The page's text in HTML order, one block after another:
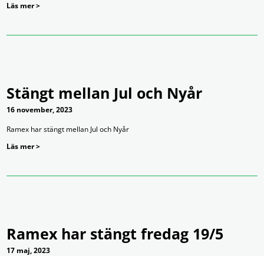
Läs mer >
Stängt mellan Jul och Nyår
16 november, 2023
Ramex har stängt mellan Jul och Nyår
Läs mer >
Ramex har stängt fredag 19/5
17 maj, 2023